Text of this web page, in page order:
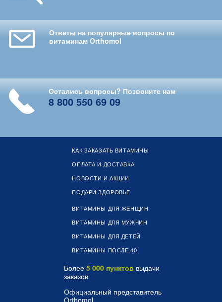
Ответы на популярные вопросы по
витаминам Orthomol
Остались вопросы? Позвоните нам
8 800 550 69 09
КАК ЗАКАЗАТЬ ВИТАМИНЫ
ОПЛАТА И ДОСТАВКА
НОВОСТИ И АКЦИИ
ПОДАРИ ЗДОРОВЬЕ
ВИТАМИНЫ ДЛЯ ЖЕНЩИН
ВИТАМИНЫ ДЛЯ МУЖЧИН
ВИТАМИНЫ ДЛЯ ДЕТЕЙ
ВИТАМИНЫ ПОСЛЕ 40
Более 5 000 пунктов выдачи
заказов
Официальный представитель
Orthomol